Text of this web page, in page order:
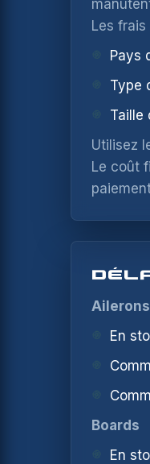
Les
Pays
Type
Taille
Utilisez
Le coût
Ailerons
En
Boards
En